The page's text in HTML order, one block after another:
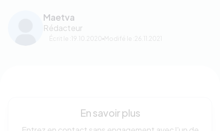
Maetva
Rédacteur
Écrit le :19.10.2020 Modifé le :26.11.2021
En savoir plus